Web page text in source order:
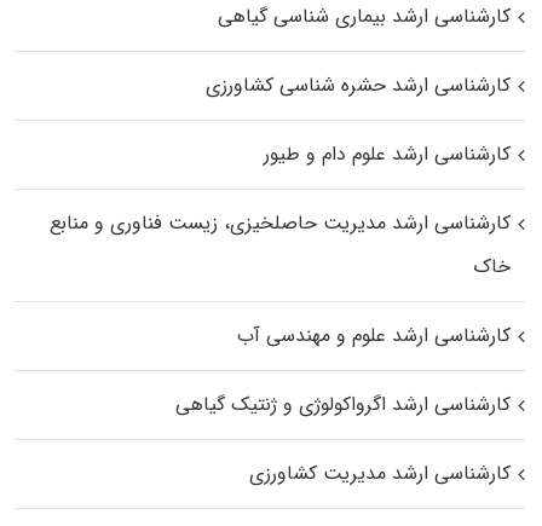
کارشناسی ارشد بیماری‌ شناسی گیاهی
کارشناسی ارشد حشره‌ شناسی کشاورزی
کارشناسی ارشد علوم دام و طیور
کارشناسی ارشد مدیریت حاصلخیزی، زیست فناوری و منابع
خاک
کارشناسی ارشد علوم و مهندسی آب
کارشناسی ارشد اگرواکولوژی و ژنتیک گیاهی
کارشناسی ارشد مدیریت کشاورزی